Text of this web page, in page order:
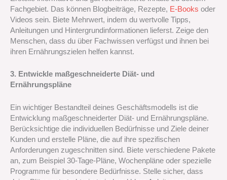
Fachgebiet. Das können Blogbeiträge, Rezepte, E-Books oder
Videos sein. Biete Mehrwert, indem du wertvolle Tipps,
Anleitungen und Hintergrundinformationen lieferst. Zeige den
Menschen, dass du über Fachwissen verfügst und ihnen bei
ihren Ernährungszielen helfen kannst.
3. Entwickle maßgeschneiderte Diät- und
Ernährungspläne
Ein wichtiger Bestandteil deines Geschäftsmodells ist die
Entwicklung maßgeschneiderter Diät- und Ernährungspläne.
Berücksichtige die individuellen Bedürfnisse und Ziele deiner
Kunden und erstelle Pläne, die auf ihre spezifischen
Anforderungen zugeschnitten sind. Biete verschiedene Pakete
an, zum Beispiel 30-Tage-Pläne, Wochenpläne oder spezielle
Programme für besondere Bedürfnisse. Stelle sicher, dass